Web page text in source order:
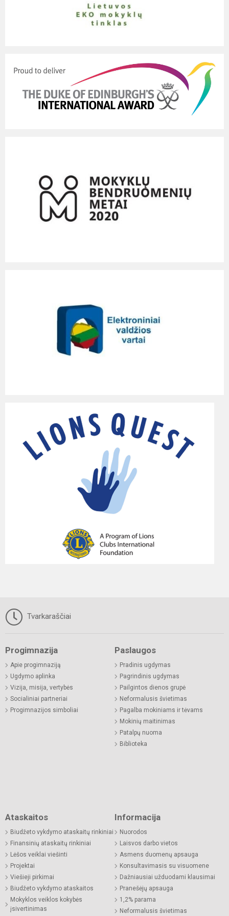
Tvarkaraščiai
Progimnazija
Apie progimnaziją
Ugdymo aplinka
Vizija, misija, vertybės
Socialiniai partneriai
Progimnazijos simboliai
Paslaugos
Pradinis ugdymas
Pagrindinis ugdymas
Pailgintos dienos grupė
Neformalusis švietimas
Pagalba mokiniams ir tėvams
Mokinių maitinimas
Patalpų nuoma
Biblioteka
Ataskaitos
Biudžeto vykdymo ataskaitų rinkiniai
Finansinių ataskaitų rinkiniai
Lėšos veiklai viešinti
Projektai
Viešieji pirkimai
Biudžeto vykdymo ataskaitos
Mokyklos veiklos kokybės
įsivertinimas
Informacija
Nuorodos
Laisvos darbo vietos
Asmens duomenų apsauga
Konsultavimasis su visuomene
Dažniausiai užduodami klausimai
Pranešėjų apsauga
1,2% parama
Neformalusis švietimas